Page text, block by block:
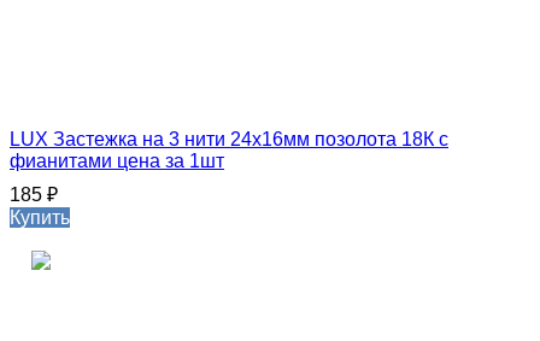
LUX Застежка на 3 нити 24х16мм позолота 18К с
фианитами цена за 1шт
185 ₽
Купить